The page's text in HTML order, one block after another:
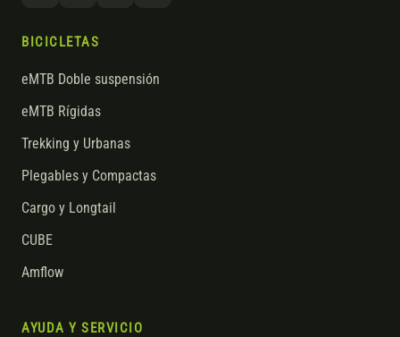
BICICLETAS
eMTB Doble suspensión
eMTB Rígidas
Trekking y Urbanas
Plegables y Compactas
Cargo y Longtail
CUBE
Amflow
AYUDA Y SERVICIO